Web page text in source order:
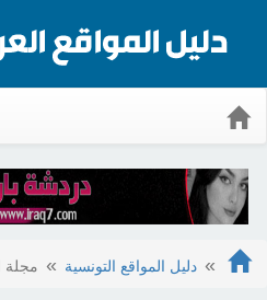
دليل المواقع التونسية مجلة